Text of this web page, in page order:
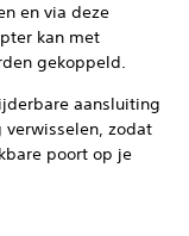
en via deze
kan met
gekoppeld.
aansluiting
verwisselen, zodat
poort op je